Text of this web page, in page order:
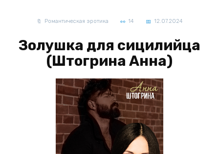
Романтическая эротика 14 12.07.2024
Золушка для сицилийца
(Штогрина Анна)